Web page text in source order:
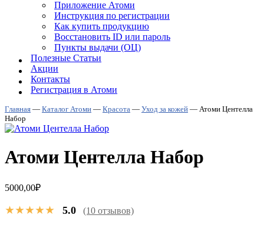
Приложение Атоми
Инструкция по регистрации
Как купить продукцию
Восстановить ID или пароль
Пункты выдачи (ОЦ)
Полезные Статьи
Акции
Контакты
Регистрация в Атоми
Главная — Каталог Атоми — Красота — Уход за кожей — Атоми Центелла
Набор
Атоми Центелла Набор
5000,00₽
★★★★★ 5.0 (10 отзывов)